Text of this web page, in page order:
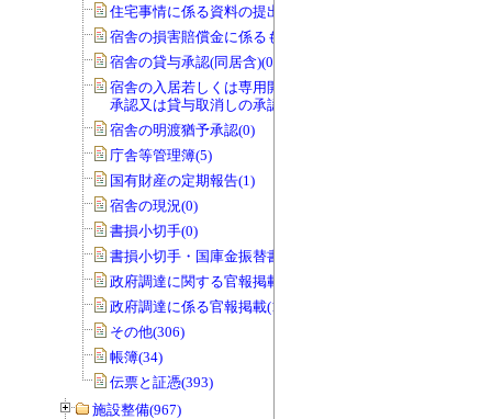
住宅事情に係る資料の提出(3)
宿舎の損害賠償金に係るもの(0)
宿舎の貸与承認(同居含)(0)
宿舎の入居若しくは専用開始の延期の
承認又は貸与取消しの承認(0)
宿舎の明渡猶予承認(0)
庁舎等管理簿(5)
国有財産の定期報告(1)
宿舎の現況(0)
書損小切手(0)
書損小切手・国庫金振替書(0)
政府調達に関する官報掲載(0)
政府調達に係る官報掲載(1)
その他(306)
帳簿(34)
伝票と証憑(393)
施設整備(967)